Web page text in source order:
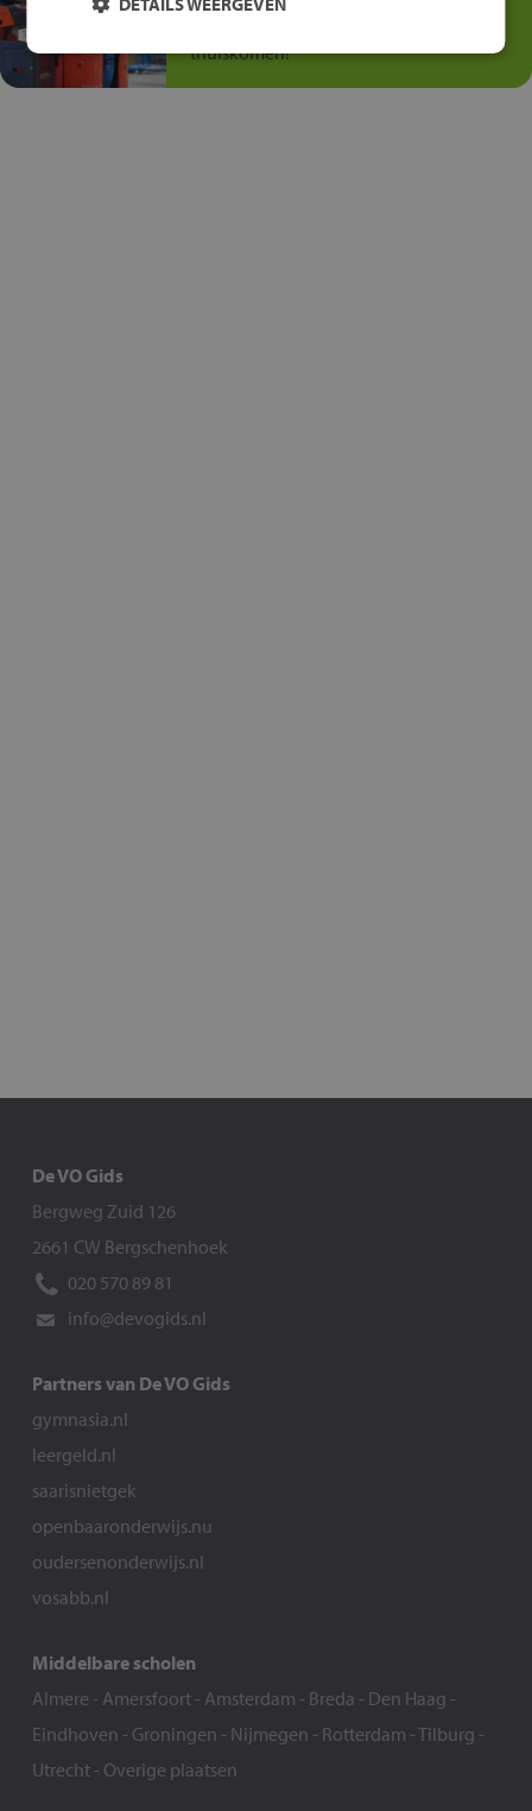
thuiskomen!
De VO Gids
Bergweg Zuid 126
2661 CW Bergschenhoek
020 570 89 81
info@devogids.nl
Partners van De VO Gids
gymnasia.nl
leergeld.nl
saarisnietgek
openbaaronderwijs.nu
oudersenonderwijs.nl
vosabb.nl
Middelbare scholen
Almere - Amersfoort- Amsterdam - Breda - Den Haag -
Eindhoven - Groningen - Nijmegen - Rotterdam -Tilburg -
Utrecht- Overige plaatsen